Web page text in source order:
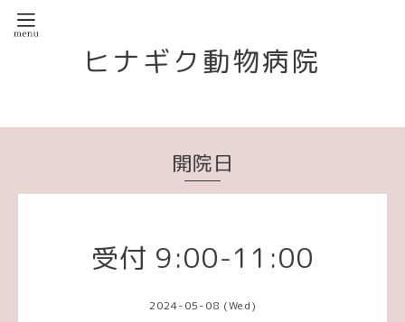
ヒナギク動物病院
開院日
受付 9:00-11:00
2024-05-08 (Wed)